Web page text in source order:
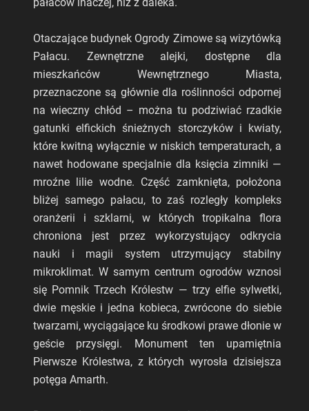
Otaczające budynek Ogrody Zimowe są wizytówką
Pałacu. Zewnętrzne alejki, dostępne dla
mieszkańców Wewnętrznego Miasta,
przeznaczone są głównie dla roślinności odpornej
na wieczny chłód – można tu podziwiać rzadkie
gatunki elfickich śnieżnych storczyków i kwiaty,
które kwitną wyłącznie w niskich temperaturach, a
nawet hodowane specjalnie dla księcia zimniki —
mroźne lilie wodne. Część zamknięta, położona
bliżej samego pałacu, to zaś rozległy kompleks
oranżerii i szklarni, w których tropikalna flora
chroniona jest przez wykorzystujący odkrycia
nauki i magii system utrzymujący stabilny
mikroklimat. W samym centrum ogrodów wznosi
się Pomnik Trzech Królestw — trzy elfie sylwetki,
dwie męskie i jedna kobieca, zwrócone do siebie
twarzami, wyciągające ku środkowi prawe dłonie w
geście przysięgi. Monument ten upamiętnia
Pierwsze Królestwa, z których wyrosła dzisiejsza
potęga Amarth.